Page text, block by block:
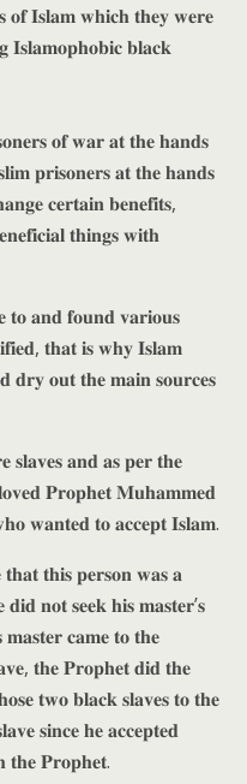
𝐨𝐟 𝐈𝐬𝐥𝐚𝐦 𝐰𝐡𝐢𝐜𝐡 𝐭𝐡𝐞𝐲 𝐰𝐞𝐫𝐞
𝐈𝐬𝐥𝐚𝐦𝐨𝐩𝐡𝐨𝐛𝐢𝐜 𝐛𝐥𝐚𝐜𝐤
𝐨𝐟 𝐰𝐚𝐫 𝐚𝐭 𝐭𝐡𝐞 𝐡𝐚𝐧𝐝𝐬
𝐩𝐫𝐢𝐬𝐨𝐧𝐞𝐫𝐬 𝐚𝐭 𝐭𝐡𝐞 𝐡𝐚𝐧𝐝𝐬
𝐜𝐞𝐫𝐭𝐚𝐢𝐧 𝐛𝐞𝐧𝐞𝐟𝐢𝐭𝐬,
𝐭𝐡𝐢𝐧𝐠𝐬 𝐰𝐢𝐭𝐡
𝐭𝐨 𝐚𝐧𝐝 𝐟𝐨𝐮𝐧𝐝 𝐯𝐚𝐫𝐢𝐨𝐮𝐬
𝐭𝐡𝐚𝐭 𝐢𝐬 𝐰𝐡𝐲 𝐈𝐬𝐥𝐚𝐦
𝐝𝐫𝐲 𝐨𝐮𝐭 𝐭𝐡𝐞 𝐦𝐚𝐢𝐧 𝐬𝐨𝐮𝐫𝐜𝐞𝐬
𝐬𝐥𝐚𝐯𝐞𝐬 𝐚𝐧𝐝 𝐚𝐬 𝐩𝐞𝐫 𝐭𝐡𝐞
𝐏𝐫𝐨𝐩𝐡𝐞𝐭 𝐌𝐮𝐡𝐚𝐦𝐦𝐞𝐝
𝐰𝐚𝐧𝐭𝐞𝐝 𝐭𝐨 𝐚𝐜𝐜𝐞𝐩𝐭 𝐈𝐬𝐥𝐚𝐦.
𝐭𝐡𝐢𝐬 𝐩𝐞𝐫𝐬𝐨𝐧 𝐰𝐚𝐬 𝐚
𝐧𝐨𝐭 𝐬𝐞𝐞𝐤 𝐡𝐢𝐬 𝐦𝐚𝐬𝐭𝐞𝐫’𝐬
𝐜𝐚𝐦𝐞 𝐭𝐨 𝐭𝐡𝐞
𝐭𝐡𝐞 𝐏𝐫𝐨𝐩𝐡𝐞𝐭 𝐝𝐢𝐝 𝐭𝐡𝐞
𝐭𝐰𝐨 𝐛𝐥𝐚𝐜𝐤 𝐬𝐥𝐚𝐯𝐞𝐬 𝐭𝐨 𝐭𝐡𝐞
𝐬𝐢𝐧𝐜𝐞 𝐡𝐞 𝐚𝐜𝐜𝐞𝐩𝐭𝐞𝐝
𝐏𝐫𝐨𝐩𝐡𝐞𝐭.